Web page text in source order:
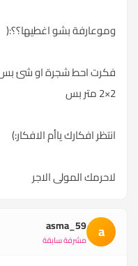
وموعارفة بشو اغطيها؟؟:(
فكرت احط شجرة او شئ بس
2×2 متر بس
انتظر افكارك ياأم الافكار:)
لاحرمك المولى الاجر
a
asma_59
مشرفة سابقة